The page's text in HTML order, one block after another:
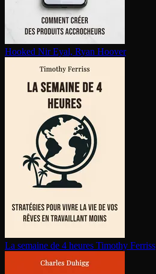
Hooked Nir Eyal, Ryan Hoover
La semaine de 4 heures Timothy Ferriss